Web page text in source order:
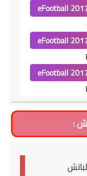
eFootball
eFootball
eFootball
: